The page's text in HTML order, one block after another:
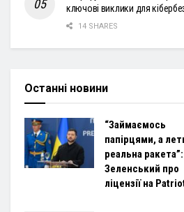
ключові виклики для
14 SHARES
Останні новини
“Займаємось
папірцями, а
реальна ракета”:
Зеленський про
ліцензії на